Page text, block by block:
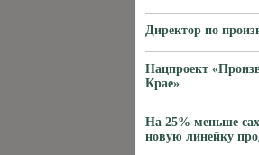
Директор по
Нацпроект
Крае»
На 25% меньше
новую линейку